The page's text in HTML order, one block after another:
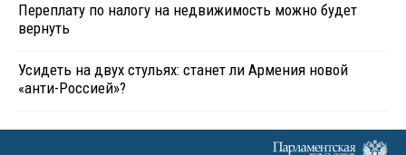
Переплату по налогу на недвижимость можно будет
вернуть
Усидеть на двух стульях: станет ли Армения новой
«анти-Россией»?